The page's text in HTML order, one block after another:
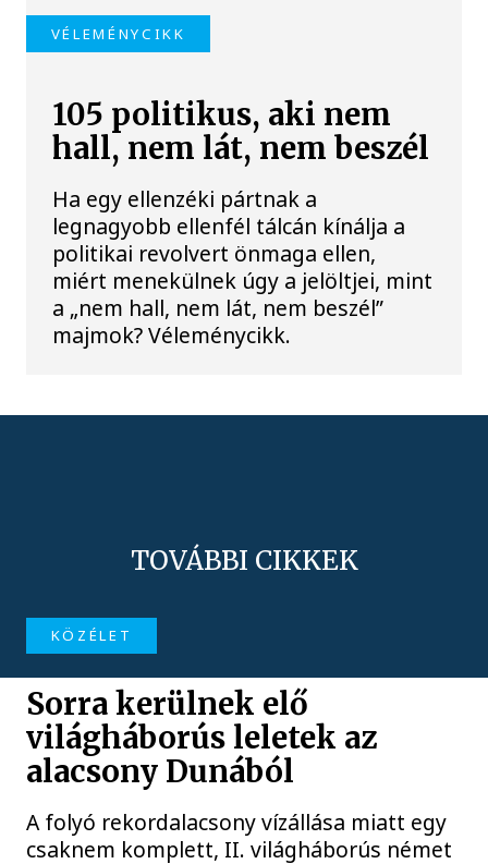
VÉLEMÉNYCIKK
105 politikus, aki nem
hall, nem lát, nem beszél
Ha egy ellenzéki pártnak a
legnagyobb ellenfél tálcán kínálja a
politikai revolvert önmaga ellen,
miért menekülnek úgy a jelöltjei, mint
a „nem hall, nem lát, nem beszél”
majmok? Véleménycikk.
TOVÁBBI CIKKEK
KÖZÉLET
Sorra kerülnek elő
világháborús leletek az
alacsony Dunából
A folyó rekordalacsony vízállása miatt egy
csaknem komplett, II. világháborús német